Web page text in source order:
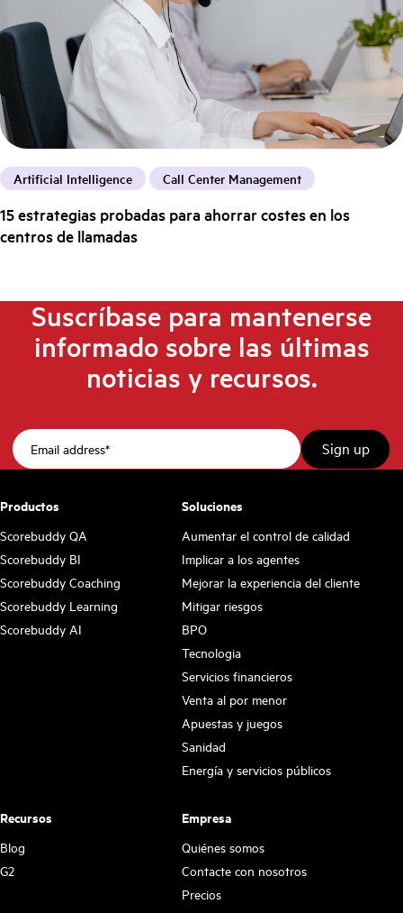
Artificial Intelligence Call Center Management
15 estrategias probadas para ahorrar costes en los
centros de llamadas
Suscríbase para mantenerse
informado sobre las últimas
noticias y recursos.
Productos
Scorebuddy QA
Scorebuddy BI
Scorebuddy Coaching
Scorebuddy Learning
Scorebuddy AI
Soluciones
Aumentar el control de calidad
Implicar a los agentes
Mejorar la experiencia del cliente
Mitigar riesgos
BPO
Tecnologia
Servicios financieros
Venta al por menor
Apuestas y juegos
Sanidad
Energía y servicios públicos
Recursos
Blog
G2
Empresa
Quiénes somos
Contacte con nosotros
Precios